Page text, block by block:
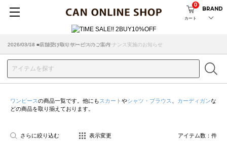
カート
0
BRAND
2026/08/04 ■8/13(木)AM2:00～サイトメンテナンス実施のお知らせ
2026/03/18 ■店舗受け取りサービスのご案内
ワンピースの商品一覧です。他にも スカート やシャツ・ブラウス カーディガンな
どの商品を取り揃えております。
さらに絞り込む 表示変更 アイテム数： 件